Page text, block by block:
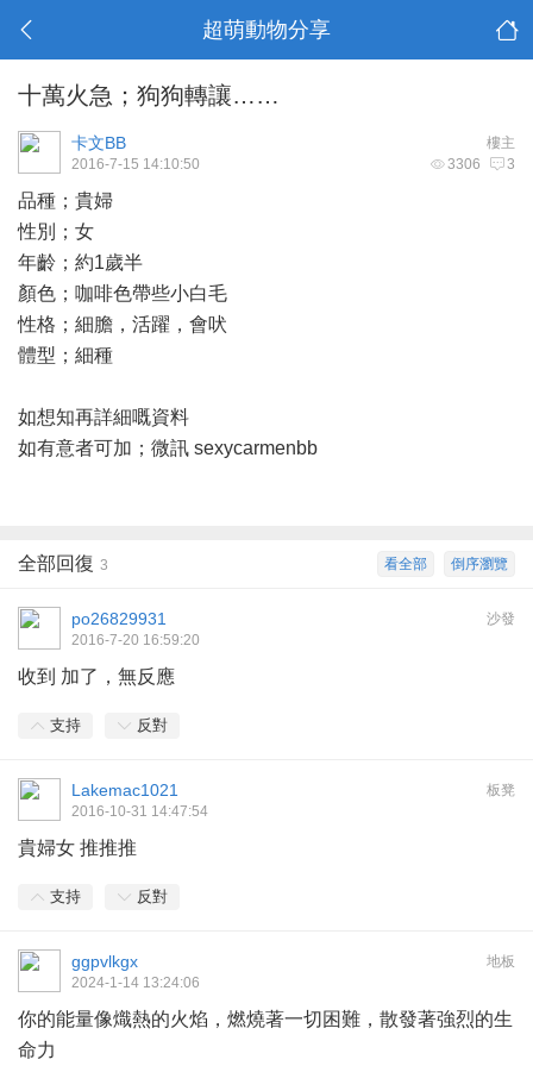
超萌動物分享
十萬火急；狗狗轉讓……
樓主
卡文BB
3306 3
2016-7-15 14:10:50
品種；貴婦
性別；女
年齡；約1歲半
顏色；咖啡色帶些小白毛
性格；細膽，活躍，會吠
體型；細種
如想知再詳細嘅資料
如有意者可加；微訊 sexycarmenbb
倒序瀏覽
看全部
全部回復 3
沙發
po26829931
2016-7-20 16:59:20
收到 加了，無反應
支持 反對
板凳
Lakemac1021
2016-10-31 14:47:54
貴婦女 推推推
支持 反對
地板
ggpvlkgx
2024-1-14 13:24:06
你的能量像熾熱的火焰，燃燒著一切困難，散發著強烈的生
命力